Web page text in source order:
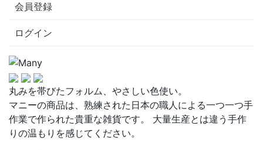
会員登録
ログイン
丸みを帯びたフォルム、やさしい色使い。
マニーの商品は、熟練された日本の職人による一つ一つ手
作業で作られた貴重な雑貨です。 大量生産とは違う手作
りの温もりを感じてください。